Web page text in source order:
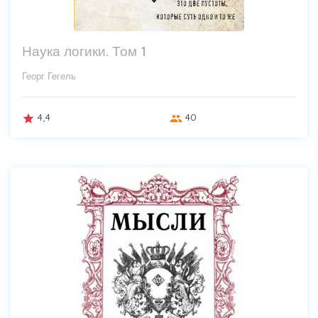
Наука логики. Том 1
Георг Гегель
grade 4,4 group 40